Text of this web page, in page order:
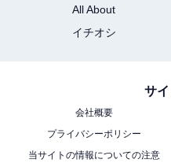
All About
イチオシ
サ
会社概要
プライバシーポリシー
当サイトの情報についての注意